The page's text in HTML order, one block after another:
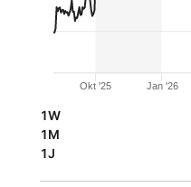
Okt '25 Jan '26
1W
1M
1J